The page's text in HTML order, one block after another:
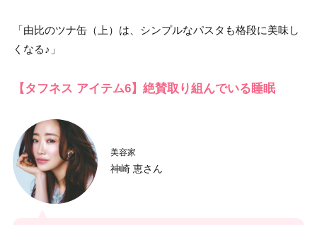
「由比のツナ缶（上）は、シンプルなパスタも格段に美味し
くなる♪」
【タフネス アイテム6】絶賛取り組んでいる睡眠
美容家
神崎 恵さん